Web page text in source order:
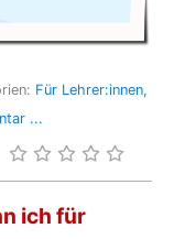
Für Lehrer:innen
...
ich für